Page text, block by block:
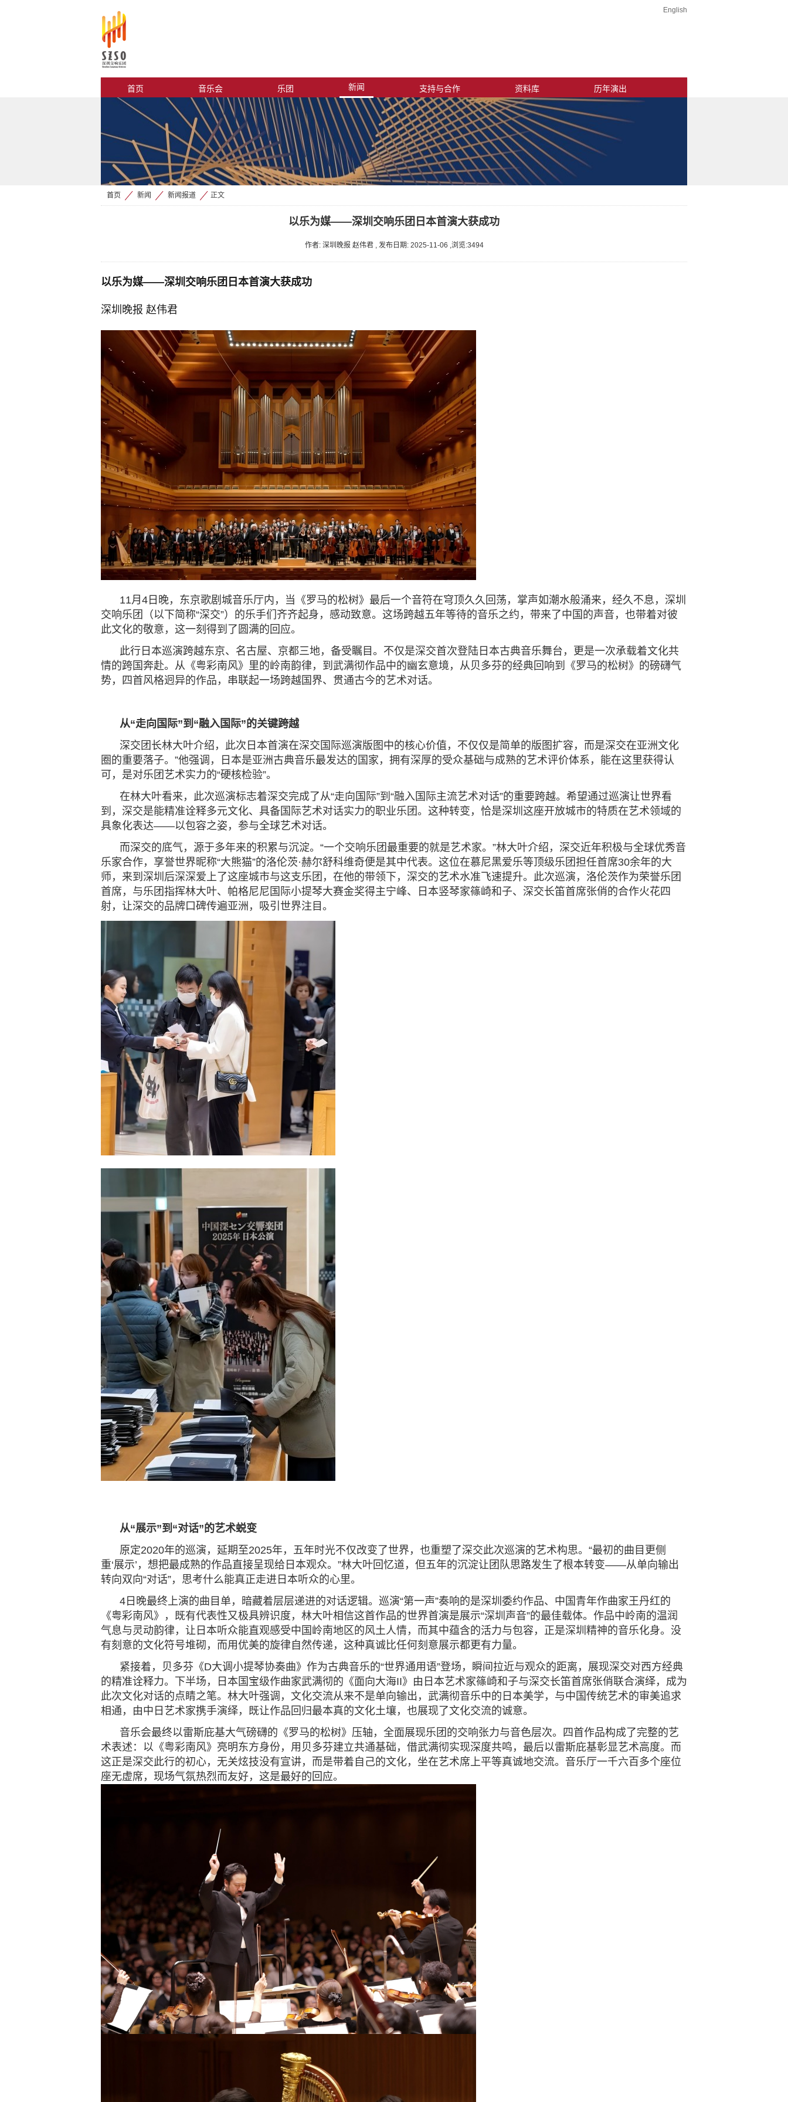
English
首页 音乐会 乐团 新闻 支持与合作 资料库 历年演出
首页 > 新闻 > 新闻报道 >正文
以乐为媒——深圳交响乐团日本首演大获成功
作者: 深圳晚报 赵伟君 , 发布日期: 2025-11-06 ,浏览:3494
以乐为媒——深圳交响乐团日本首演大获成功
深圳晚报 赵伟君
11月4日晚，东京歌剧城音乐厅内，当《罗马的松树》最后一个音符在穹顶久久回荡，掌声如潮水般涌来，经久不息， 深圳
交响乐团（以下简称“深交”）的乐手们 齐齐起身，感动致意。这场跨越五年等待的音乐之约，带来了中国的声音，也带着对彼
此文化的敬意，这一刻得到了圆满的回应。
此行日本巡演跨越东京、名古屋、京都三地，备受瞩目。不仅是深交首次登陆日本古典音乐舞台，更是一次承载着文化共
情的跨国奔赴。从《粤彩南风》里的岭南韵律，到武满彻作品中的幽玄意境，从贝多芬的经典回响到《罗马的松树》的磅礴气
势，四首风格迥异的作品，串联起一场跨越国界、贯通古今的艺术对话。
从“走向国际”到 “融入国际”的关键跨越
深交团长林大叶介绍，此次日本首演在深交国际巡演版图中的核心价值，不仅仅是简单的版图扩容，而是深交在亚洲文化
圈的重要落子。 ”他强调，日本是亚洲古典音乐最发达的国家，拥有深厚的受众基础与成熟的艺术评价体系，能在这里获得认
可，是对乐团艺术实力的“硬核检验”。
在林大叶看来，此次巡演标志着深交完成了从“走向国际”到“融入国际主流艺术对话”的重要跨越。 希望通过巡演让世界看
到，深交是能精准诠释多元文化、具备国际艺术对话实力的职业乐团。这种转变，恰是深圳这座开放城市的特质在艺术领域的
具象化表达——以包容之姿，参与全球艺术对话。
而深交的底气，源于多年来的积累与沉淀。 “一个交响乐团最重要的就是艺术家。”林大叶介绍，深交近年积极与全球优秀音
乐家合作，享誉世界昵称“大熊猫”的洛伦茨·赫尔舒科维奇便是其中代表。这位在慕尼黑爱乐等顶级乐团担任首席30余年的大
师，来到深圳后深深爱上了这座城市与这支乐团，在他的带领下，深交的艺术水准飞速提升。此次巡演，洛伦茨作为荣誉乐团
首席，与乐团指挥林大叶、帕格尼尼国际小提琴大赛金奖得主宁峰、日本竖琴家篠崎和子、深交长笛首席张俏的合作火花四
射，让深交的品牌口碑传遍亚洲，吸引世界注目。
从“展示”到“对话”的艺术蜕变
原定2020年的巡演， 延期至2025年，五年时光不仅改变了世界，也重塑了深交此次巡演的艺术构思。 “最初的曲目更侧
重‘展示’，想把最成熟的作品直接呈现给日本观众。”林大叶回忆道，但五年的沉淀让团队思路发生了根本转变——从单向输出
转向双向“对话”，思考什么能真正走进日本听众的心里。
4日晚最终上演的曲目单，暗藏着层层递进的对话逻辑。巡演“第一声”奏响的是深圳委约作品、 中国青年作曲家王丹红的
《粤彩南风》，既有代表性又极具辨识度，林大叶相信这首作品的世界首演是展示“深圳声音”的最佳载体。作品中岭南的温润
气息与灵动韵律，让日本听众能直观感受中国岭南地区的风土人情，而其中蕴含的活力与包容，正是深圳精神的音乐化身。没
有刻意的文化符号堆砌，而用优美的旋律自然传递，这种真诚比任何刻意展示都更有力量。
紧接着，贝多芬《D大调小提琴协奏曲》作为古典音乐的“世界通用语”登场，瞬间拉近与观众的距离，展现深交对西方经典
的精准诠释力。下半场，日本国宝级作曲家武满彻的《面向大海II》由日本艺术家篠崎和子与深交长笛首席张俏联合演绎，成为
此次文化对话的点睛之笔。林大叶强调，文化交流从来不是单向输出，武满彻音乐中的日本美学，与中国传统艺术的审美追求
相通，由中日艺术家携手演绎，既让作品回归最本真的文化土壤，也展现了文化交流的诚意。
音乐会最终以雷斯庇基大气磅礴的《罗马的松树》压轴，全面展现乐团的交响张力与音色层次。四首作品构成了完整的艺
术表述：以《粤彩南风》亮明东方身份，用贝多芬建立共通基础，借武满彻实现深度共鸣，最后以雷斯庇基彰显艺术高度。而
这正是深交此行的初心，无关炫技没有宣讲，而是带着自己的文化，坐在艺术席上平等真诚地交流。音乐厅一千六百多个座位
座无虚席， 现场气氛热烈而友好， 这是最好的回应。